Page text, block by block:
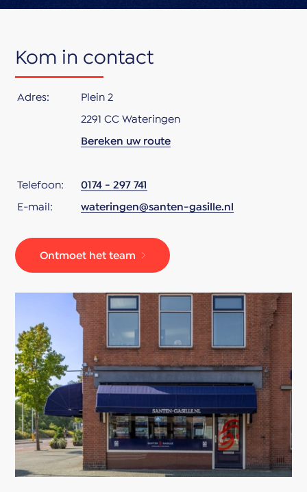
Kom in contact
Adres:
Plein 2
2291 CC Wateringen
Bereken uw route
Telefoon:
0174 - 297 741
E-mail:
wateringen@santen-gasille.nl
Ontmoet het team